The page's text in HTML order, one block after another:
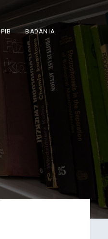
ODNOŚNIK
OTWIERA
SIĘ
W
NOWEJ
KARCIE
BADANIA